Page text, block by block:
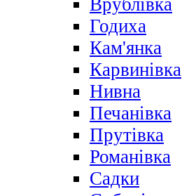
Врублівка
Годиха
Кам'янка
Карвинівка
Нивна
Печанівка
Прутівка
Романівка
Садки